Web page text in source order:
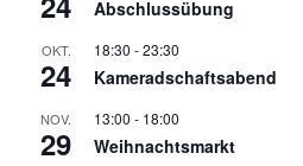
Abschlussübung
OKT.
24
18:30 -23:30
Kameradschaftsabend
NOV.
29
13:00 - 18:00
Weihnachtsmarkt